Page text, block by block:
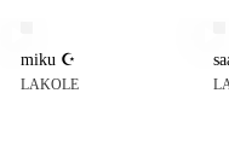
1.本服務由台灣大哥大提供，
AFTEE先享後付
miku ☪︎
LAKOLE